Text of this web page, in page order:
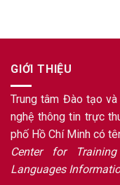
GIỚI THIỆU
Trung tâm Đào tạo
nghệ thông tin trực
phố Hồ Chí Minh có
Center for
Languages